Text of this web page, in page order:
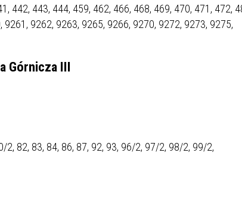
JAKO
– JAK ZOSTAĆ?
BEZPŁATNY PORADNIK DLA
KULTURY
DOKTORSKĄ Z
442, 443, 444, 459, 462, 466, 468, 469, 470, 471, 472,
9262, 9263, 9265, 9266, 9270, 9272, 9273, 9275,
Górnicza III
82, 83, 84, 86, 87, 92, 93, 96/2, 97/2, 98/2, 99/2,